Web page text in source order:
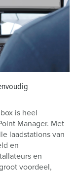
is heel
Manager. Met
laadstations van
en
en
voordeel,